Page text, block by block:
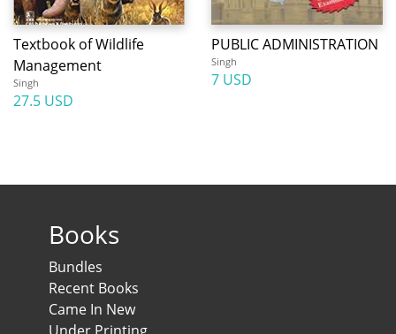
Textbook of Wildlife
Management
Singh
27.5 USD
PUBLIC ADMINISTRATION
Singh
7 USD
Books
Bundles
Recent Books
Came In New
Under Printing